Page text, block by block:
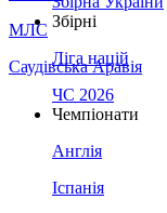
МЛС
Саудівська Аравія
Збірні
Ліга націй
ЧС 2026
Чемпіонати
Англія
Іспанія